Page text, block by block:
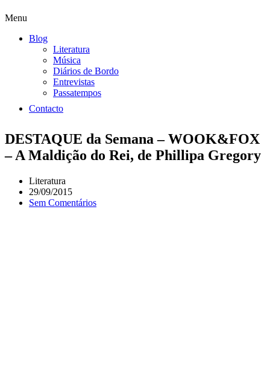
Menu
Blog
Literatura
Música
Diários de Bordo
Entrevistas
Passatempos
Contacto
DESTAQUE da Semana – WOOK&FOX
– A Maldição do Rei, de Phillipa Gregory
Literatura
29/09/2015
Sem Comentários